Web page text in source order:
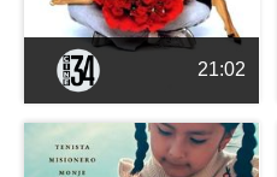
21:02